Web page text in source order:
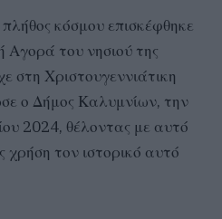
κόσμου επισκέφθηκε
Αγορά του νησιού της
στη Χριστουγεννιάτικη
ο Δήμος Καλυμνίων, την
2024, θέλοντας με αυτό
τον ιστορικό αυτό